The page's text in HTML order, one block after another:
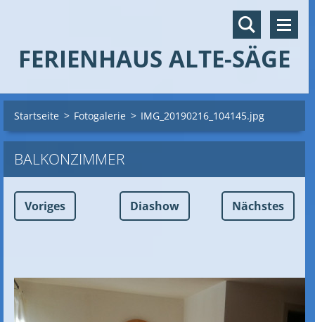
FERIENHAUS ALTE-SÄGE
Startseite > Fotogalerie > IMG_20190216_104145.jpg
BALKONZIMMER
Voriges Diashow Nächstes